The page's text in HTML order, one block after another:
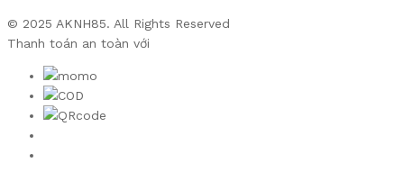
© 2025 AKNH85. All Rights Reserved
Thanh toán an toàn với